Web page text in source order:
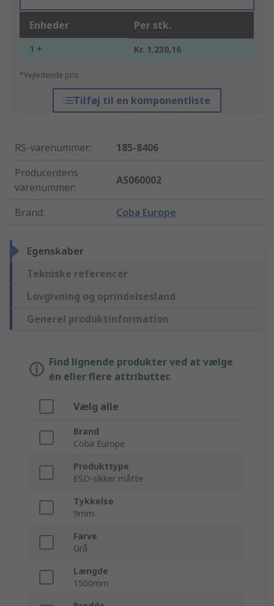
Enheder Per stk.
1 + Kr. 1.230,16
*Vejledende pris
Tilføj til en komponentliste
RS-varenummer:
185-8406
Producentens
varenummer:
AS060002
Brand: Coba Europe
Egenskaber
Tekniske referencer
Lovgivning og oprindelsesland
Generel produktinformation
Find lignende produkter ved at vælge
én eller flere attributter.
Vælg alle
Brand
Coba Europe
Produkttype
ESD-sikker måtte
Tykkelse
9mm
Farve
Grå
Længde
1500mm